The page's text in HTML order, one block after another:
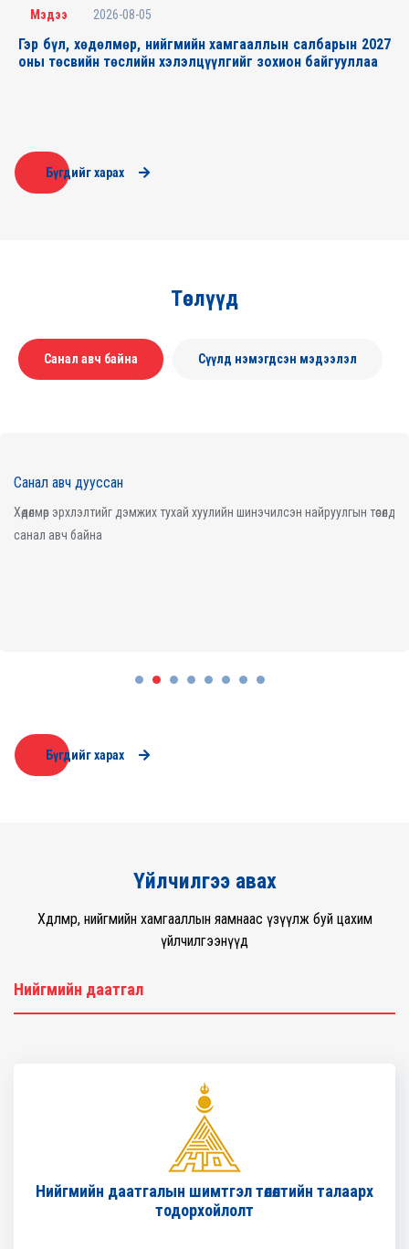
Мэдээ 2026-08-05
Гэр бүл, хөдөлмөр, нийгмийн хамгааллын салбарын 2027
оны төсвийн төслийн хэлэлцүүлгийг зохион байгууллаа
Бүгдийг харах
Төслүүд
Санал авч байна Сүүлд нэмэгдсэн мэдээлэл
Санал авч дууссан
Хөдөлмөр эрхлэлтийг дэмжих тухай хуулийн шинэчилсэн найруулгын төсөлд
санал авч байна
Бүгдийг харах
Үйлчилгээ авах
Хөдөлмөр, нийгмийн хамгааллын яамнаас үзүүлж буй цахим
үйлчилгээнүүд
Нийгмийн даатгал
Нийгмийн даатгалын шимтгэл төлөлтийн талаарх
тодорхойлолт